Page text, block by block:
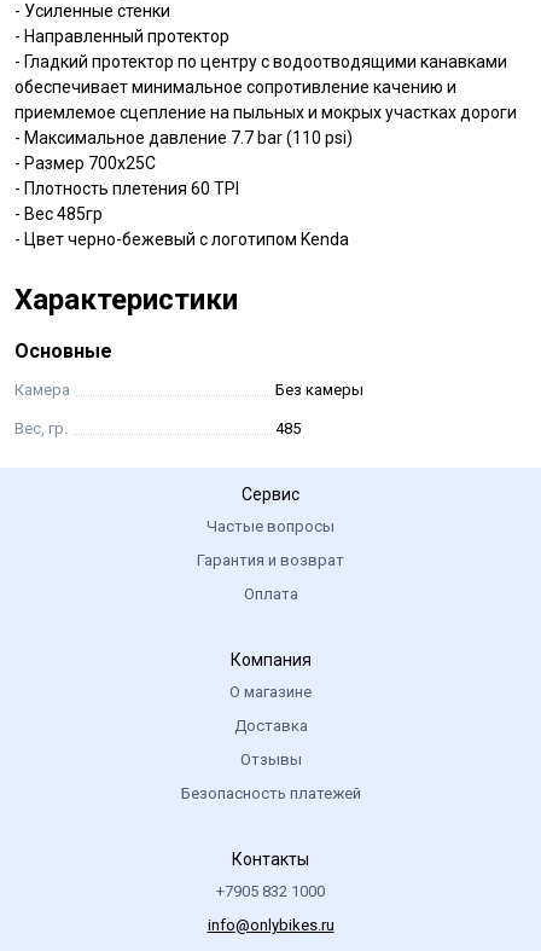
- Усиленные стенки
- Направленный протектор
- Гладкий протектор по центру с водоотводящими канавками
обеспечивает минимальное сопротивление качению и
приемлемое сцепление на пыльных и мокрых участках дороги
- Максимальное давление 7.7 bar (110 psi)
- Размер 700х25С
- Плотность плетения 60 TPI
- Вес 485гр
- Цвет черно-бежевый с логотипом Kenda
Характеристики
Основные
Камера Без камеры
Вес, гр. 485
Сервис
Частые вопросы
Гарантия и возврат
Оплата
Компания
О магазине
Доставка
Отзывы
Безопасность платежей
Контакты
+7905 832 1000
info@onlybikes.ru